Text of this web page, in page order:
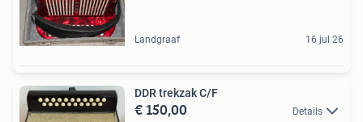
Landgraaf 16 jul 26
DDR trekzak C/F
€ 150,00 Details